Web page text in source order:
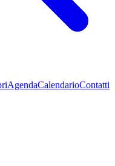
AgendaCalendarioContatti